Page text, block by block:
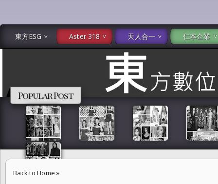
東方ESG Aster 318 天人合一 仁本企業
Popular Post
Back to Home »